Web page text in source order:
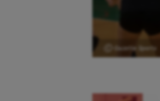
Ⓒ Gazette Sports